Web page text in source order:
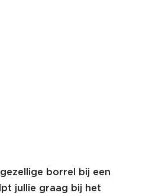
borrel bij een
jullie graag bij het